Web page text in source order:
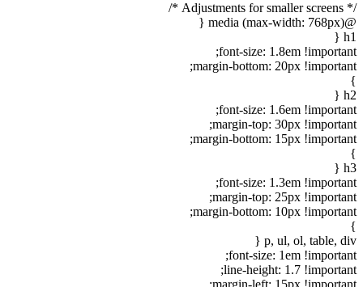
/* Adjustments for smaller screens */
@media (max-width: 768px) {
h1 {
font-size: 1.8em !important;
margin-bottom: 20px !important;
}
h2 {
font-size: 1.6em !important;
margin-top: 30px !important;
margin-bottom: 15px !important;
}
h3 {
font-size: 1.3em !important;
margin-top: 25px !important;
margin-bottom: 10px !important;
}
p, ul, ol, table, div {
font-size: 1em !important;
line-height: 1.7 !important;